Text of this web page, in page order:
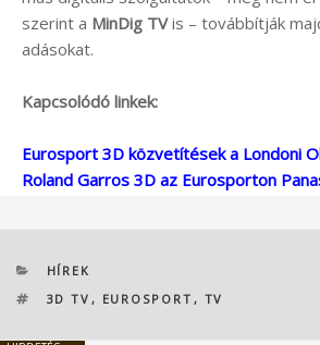
szerint a MinDig TVis – továbbítják
adásokat.
Kapcsolódó linkek:
Eurosport 3D közvetítések a Londoni
Roland Garros 3D az Eurosporton
KATEGÓRIÁK
HÍREK
CÍMKÉK
3D TV , EUROSPORT , TV